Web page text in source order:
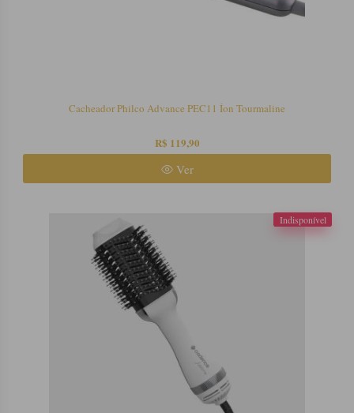
Cacheador Philco Advance PEC11 Íon Tourmaline
R$ 119,90
Ver
Indisponível